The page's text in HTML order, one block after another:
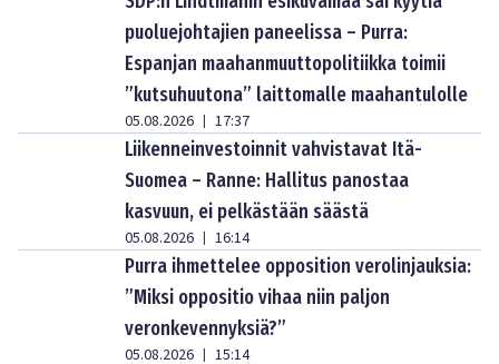
puoluejohtajien paneelissa – Purra:
Espanjan maahanmuuttopolitiikka toimii
”kutsuhuutona” laittomalle maahantulolle
05.08.2026 | 17:37
Liikenneinvestoinnit vahvistavat Itä-
Suomea – Ranne: Hallitus panostaa
kasvuun, ei pelkästään säästä
05.08.2026 | 16:14
Purra ihmettelee opposition verolinjauksia:
”Miksi oppositio vihaa niin paljon
veronkevennyksiä?”
05.08.2026 | 15:14